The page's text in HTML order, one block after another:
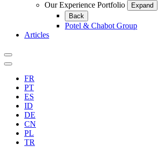
Our Experience Portfolio
Expand
Back
Potel & Chabot Group
Articles
FR
PT
ES
ID
DE
CN
PL
TR